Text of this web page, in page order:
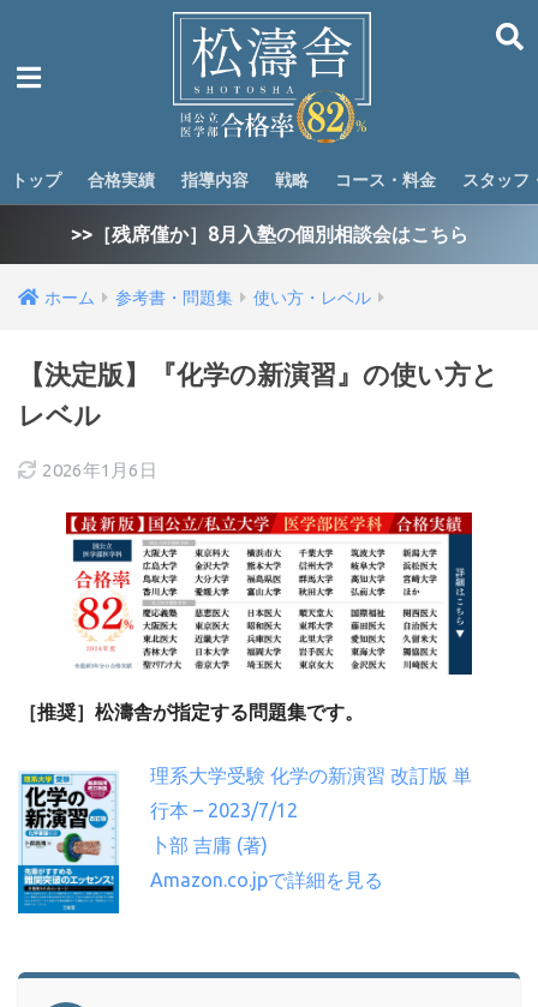
トップ 合格実績 指導内容 戦略 コース・料金 スタッフ
>>［残席僅か］8月入塾の個別相談会はこちら
ホーム 参考書・問題集 使い方・レベル
【決定版】『化学の新演習』の使い方と
レベル
2026年1月6日
［推奨］松濤舎が指定する問題集です。
理系大学受験 化学の新演習 改訂版 単
行本 – 2023/7/12
卜部 吉庸 (著)
Amazon.co.jpで詳細を見る